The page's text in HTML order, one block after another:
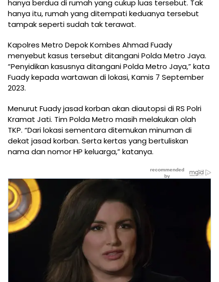
hanya berdua di rumah yang cukup luas tersebut. Tak
hanya itu, rumah yang ditempati keduanya tersebut
tampak seperti sudah tak terawat.
Kapolres Metro Depok Kombes Ahmad Fuady
menyebut kasus tersebut ditangani Polda Metro Jaya.
“Penyidikan kasusnya ditangani Polda Metro Jaya,” kata
Fuady kepada wartawan di lokasi, Kamis 7 September
2023.
Menurut Fuady jasad korban akan diautopsi di RS Polri
Kramat Jati. Tim Polda Metro masih melakukan olah
TKP. “Dari lokasi sementara ditemukan minuman di
dekat jasad korban. Serta kertas yang bertuliskan
nama dan nomor HP keluarga,” katanya.